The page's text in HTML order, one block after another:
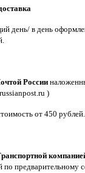
день/ в день
России
)
от 450 рублей.
по предварительному